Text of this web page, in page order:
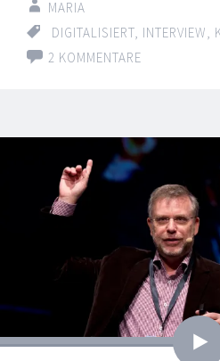
MARIA
DIGITALISIERT INTERVIEW
2 KOMMENTARE